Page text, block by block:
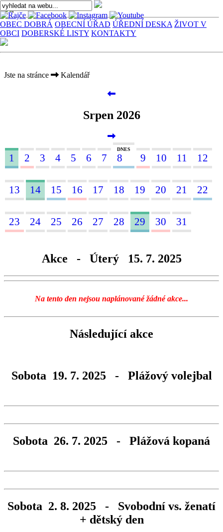
OBEC DOBRÁ OBECNÍ ÚŘAD ÚŘEDNÍ DESKA ŽIVOT V
OBCI DOBERSKÉ LISTY KONTAKTY
Jste na stránce Kalendář
Srpen 2026
1 2 3 4 5 6 7
DNES
8 9 10 11 12
13 14 15 16 17 18 19 20 21 22
23 24 25 26 27 28 29 30 31
Akce - Úterý 15. 7. 2025
Na tento den nejsou naplánované žádné akce...
Následující akce
Sobota 19. 7. 2025 - Plážový volejbal
Sobota 26. 7. 2025 - Plážová kopaná
Sobota 2. 8. 2025 - Svobodní vs. ženatí
+ dětský den